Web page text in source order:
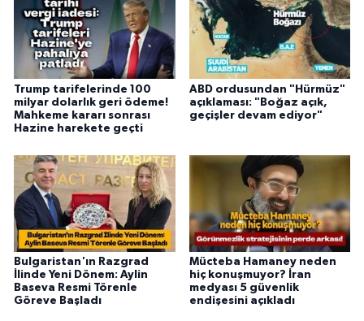
Trump tarifelerinde 100
milyar dolarlık geri ödeme!
Mahkeme kararı sonrası
Hazine harekete geçti
ABD ordusundan "Hürmüz"
açıklaması: "Boğaz açık,
geçişler devam ediyor"
Bulgaristan'ın Razgrad
İlinde Yeni Dönem: Aylin
Baseva Resmi Törenle
Göreve Başladı
Mücteba Hamaney neden
hiç konuşmuyor? İran
medyası 5 güvenlik
endişesini açıkladı